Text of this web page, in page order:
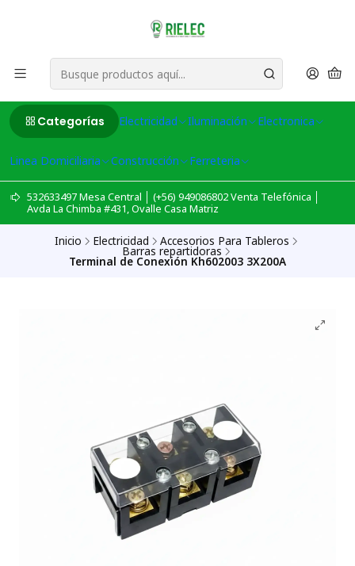
Categorías Electricidad Iluminación Electronica
Linea Domiciliaria Construcción Ferreteria
532633497 Mesa Central │ (+56) 949086802 Venta Telefónica │
Avda La Chimba #431, Ovalle Casa Matriz
Inicio Electricidad Accesorios Para Tableros
Barras repartidoras
Terminal de Conexión Kh602003 3X200A